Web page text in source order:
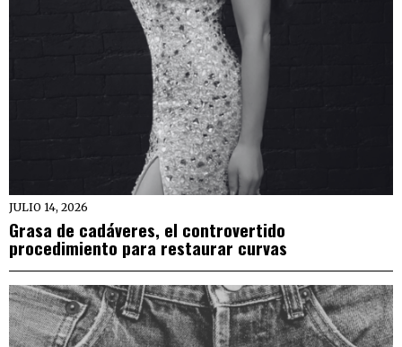
JULIO 14, 2026
Grasa de cadáveres, el controvertido
procedimiento para restaurar curvas